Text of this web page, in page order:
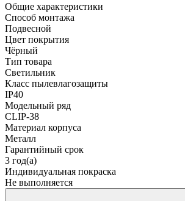
Общие характеристики
Способ монтажа
Подвесной
Цвет покрытия
Чёрный
Тип товара
Светильник
Класс пылевлагозащиты
IP40
Модельный ряд
CLIP-38
Материал корпуса
Металл
Гарантийный срок
3 год(а)
Индивидуальная покраска
Не выполняется